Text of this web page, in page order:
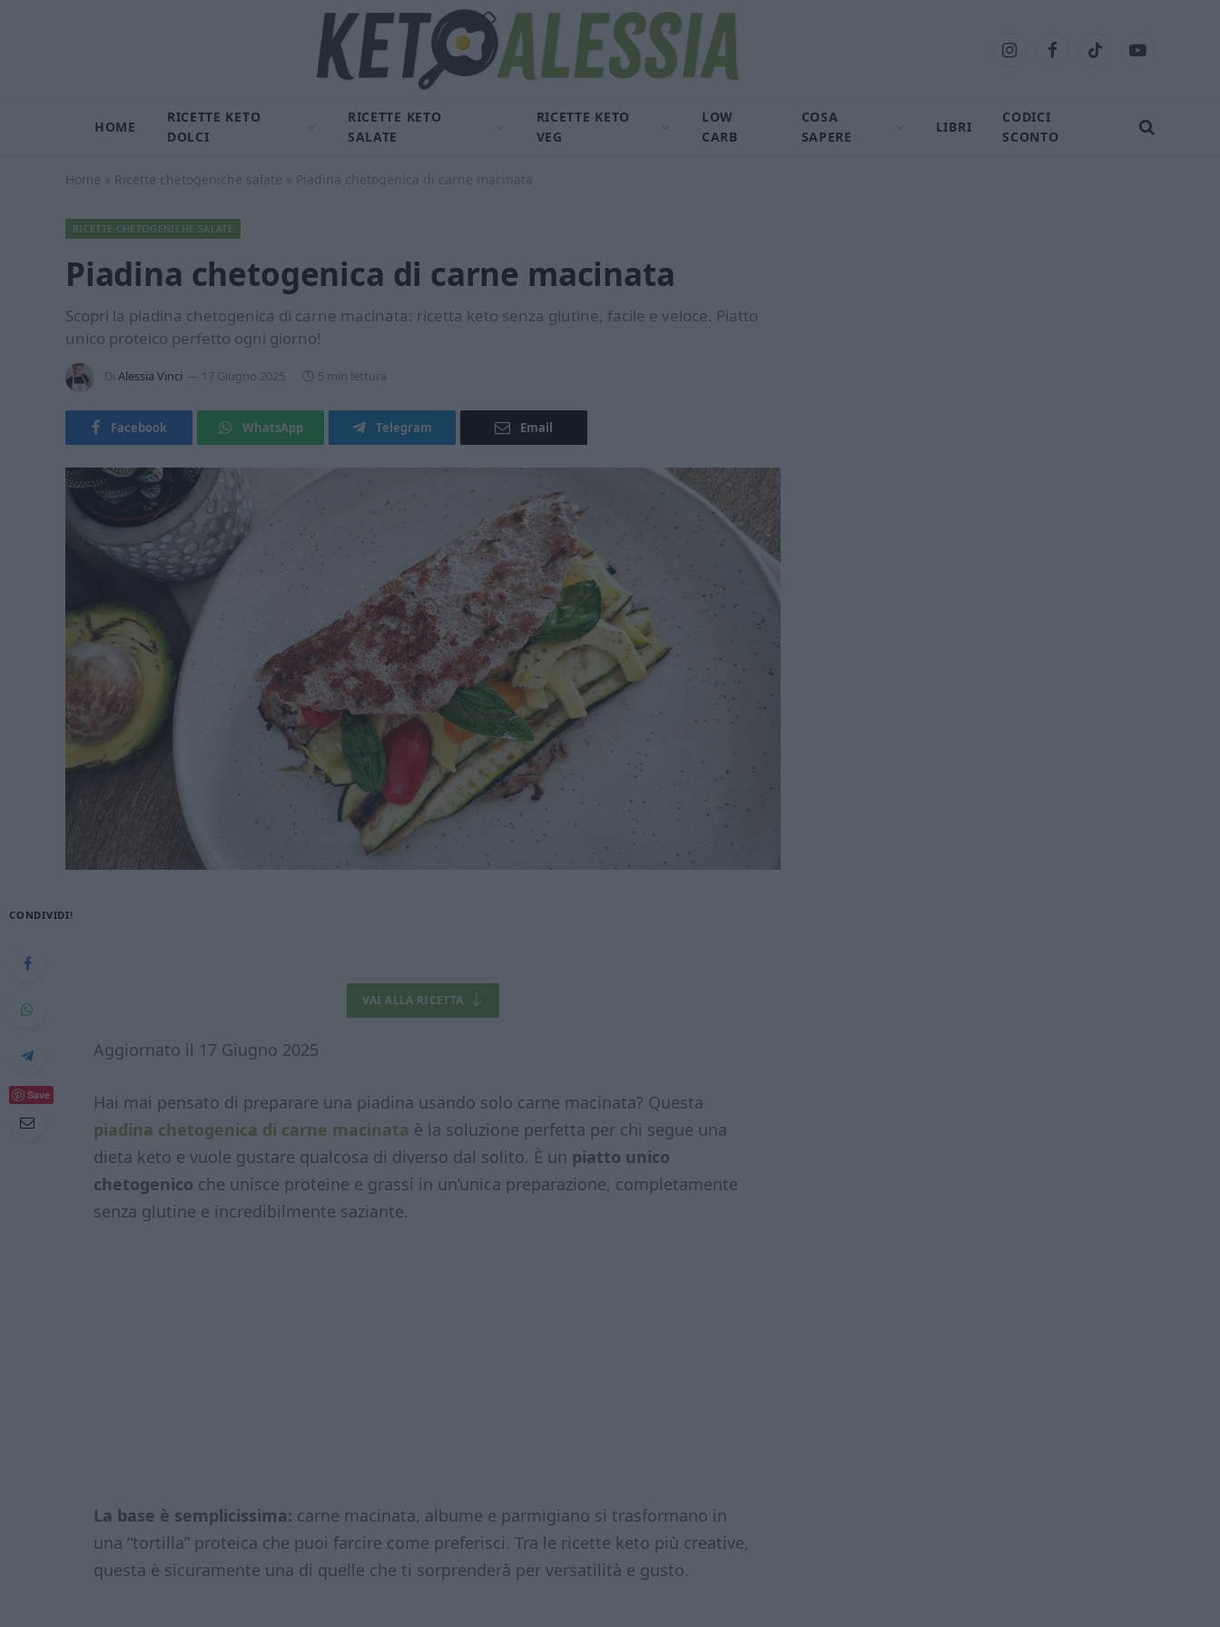
InstagramFacebookTikTok YouTube
HOME
RICETTE KETO
DOLCI
RICETTE KETO
SALATE
RICETTE KETO
VEG
LOW
CARB
COSA
SAPERE
LIBRI
CODICI
SCONTO
Home » Ricette chetogeniche salate » Piadina chetogenica di carne macinata
RICETTE CHETOGENICHE SALATE
Piadina chetogenica di carne macinata
Scopri la piadina chetogenica di carne macinata: ricetta keto senza glutine, facile e veloce. Piatto
unico proteico perfetto ogni giorno!
Di Alessia Vinci 17 Giugno 2025 5 min lettura
Facebook WhatsApp Telegram Email
CONDIVIDI!
Save
VAI ALLA RICETTA
Aggiornato il 17 Giugno 2025
Hai mai pensato di preparare una piadina usando solo carne macinata? Questa
piadina chetogenica di carne macinata è la soluzione perfetta per chi segue una
dieta keto e vuole gustare qualcosa di diverso dal solito. È un piatto unico
chetogenico che unisce proteine e grassi in un’unica preparazione, completamente
senza glutine e incredibilmente saziante.
La base è semplicissima: carne macinata, albume e parmigiano si trasformano in
una “tortilla” proteica che puoi farcire come preferisci. Tra le ricette keto più creative,
questa è sicuramente una di quelle che ti sorprenderà per versatilità e gusto.